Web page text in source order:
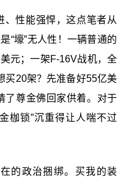
、性能强悍，这点笔者从
“壕”无人性！一辆普通的
元；一架F-16V战机，全
买20架？先准备好55亿美
了尊金佛回家供着。对于
枷锁”沉重得让人喘不过
的政治捆绑。买我的装